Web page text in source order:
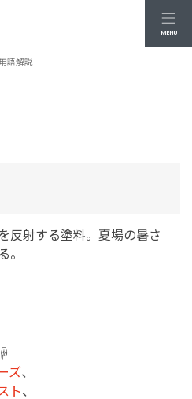
MENU
用語解説
反射する塗料。夏場の暑さ
。
ズ、
ト、